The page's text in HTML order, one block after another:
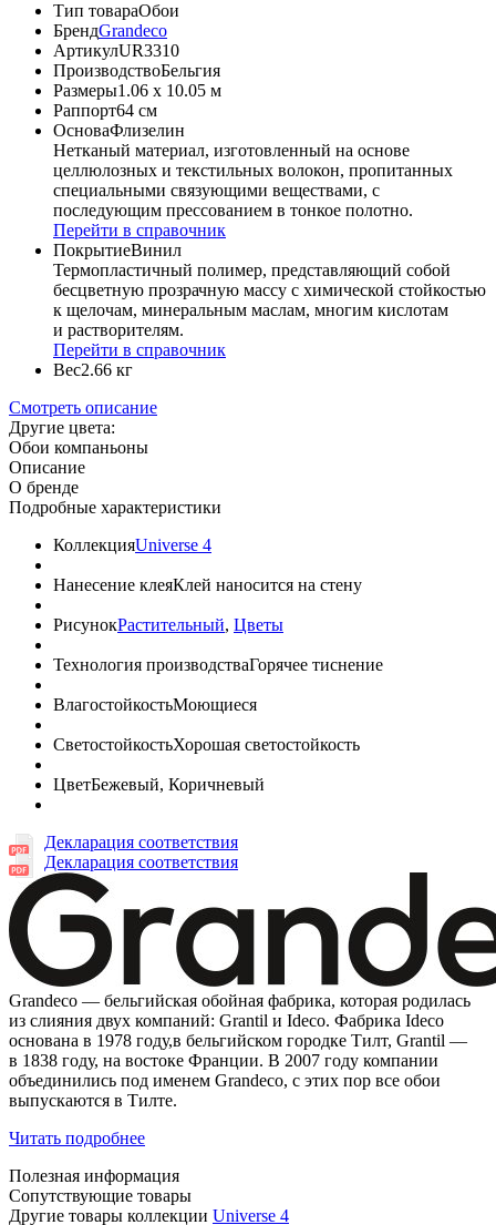
Тип товараОбои
БрендGrandeco
АртикулUR3310
ПроизводствоБельгия
Размеры1.06 x 10.05 м
Раппорт64 см
ОсноваФлизелин
Нетканый материал, изготовленный на основе
целлюлозных и текстильных волокон, пропитанных
специальными связующими веществами, с
последующим прессованием в тонкое полотно.
Перейти в справочник
ПокрытиеВинил
Термопластичный полимер, представляющий собой
бесцветную прозрачную массу с химической стойкостью
к щелочам, минеральным маслам, многим кислотам
и растворителям.
Перейти в справочник
Вес2.66 кг
Смотреть описание
Другие цвета:
Обои компаньоны
Описание
О бренде
Подробные характеристики
КоллекцияUniverse 4
Нанесение клеяКлей наносится на стену
РисунокРастительный, Цветы
Технология производстваГорячее тиснение
ВлагостойкостьМоющиеся
СветостойкостьХорошая светостойкость
ЦветБежевый, Коричневый
Декларация соответствия
Декларация соответствия
Grandeco — бельгийская обойная фабрика, которая родилась
из слияния двух компаний: Grantil и Ideco. Фабрика Ideco
основана в 1978 году,в бельгийском городке Тилт, Grantil —
в 1838 году, на востоке Франции. В 2007 году компании
объединились под именем Grandeco, с этих пор все обои
выпускаются в Тилте.
Читать подробнее
Полезная информация
Сопутствующие товары
Другие товары коллекции Universe 4